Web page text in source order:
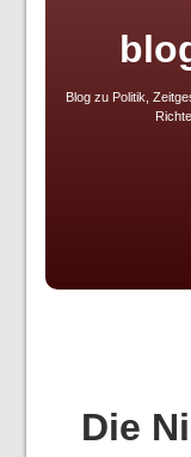
Blog zu Politik,
Die